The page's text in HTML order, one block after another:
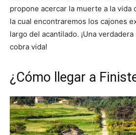
propone acercar la muerte a la vida
la cual encontraremos los cajones
largo del acantilado. ¡Una
cobra vida!
¿Cómo llegar a